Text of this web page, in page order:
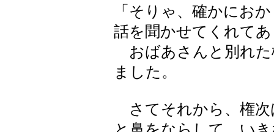
「そりゃ、確かにお
話を聞かせてくれて
おばあさんと別れた
ました。
さてそれから、権次